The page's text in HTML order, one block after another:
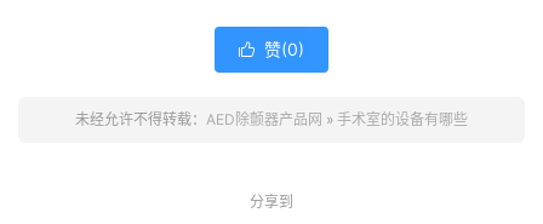
 赞(0)
未经允许不得转载： AED除颤器产品网 » 手术室的设备有哪些
分享到